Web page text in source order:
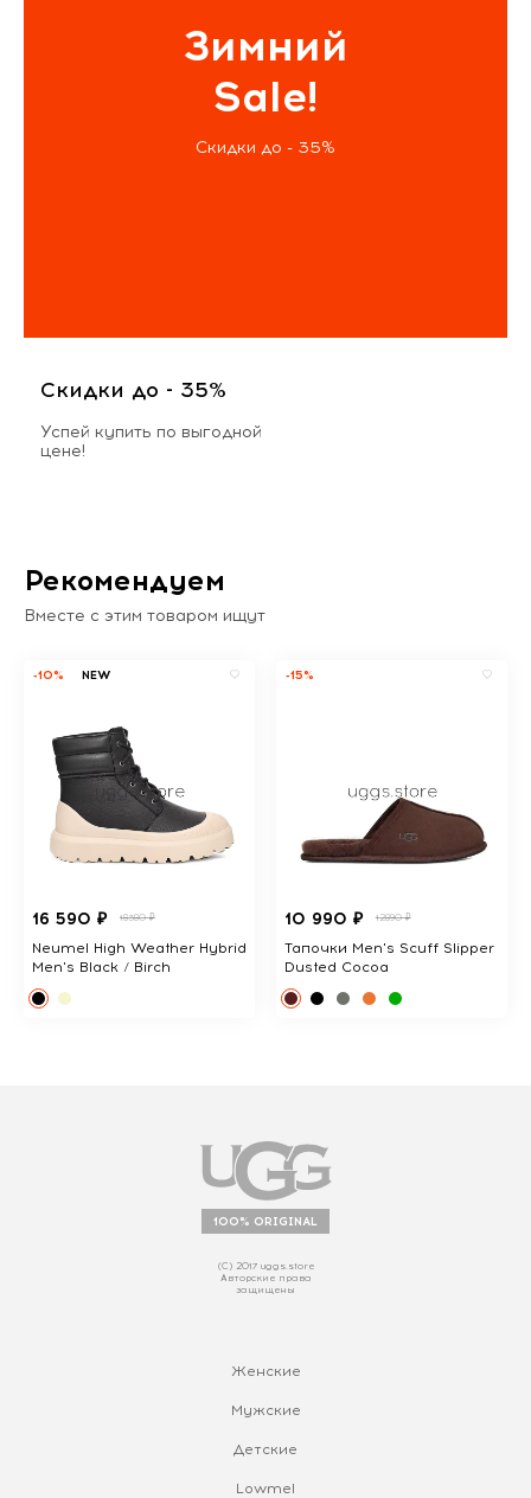
Зимний
Sale!
Скидки до - 35%
Скидки до - 35%
Успей купить по выгодной
цене!
Рекомендуем
Вместе с этим товаром ищут
-10% NEW
16 590 ₽ 18380 ₽
Neumel High Weather Hybrid
Men's Black / Birch
-15%
10 990 ₽ 12890 ₽
Тапочки Men's Scuff Slipper
Dusted Cocoa
100% ORIGINAL
(С) 2017 uggs.store
Авторские права
защищены
Женские
Мужские
Детские
Lowmel